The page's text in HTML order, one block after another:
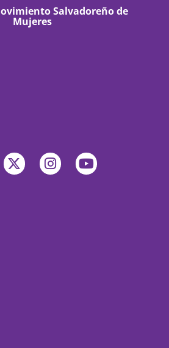
Salvadoreño de
Mujeres